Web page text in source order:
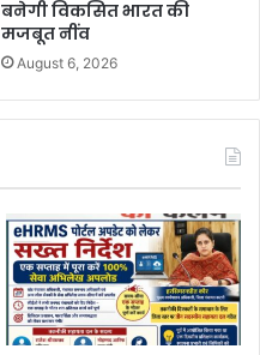
बनेगी विकसित भारत की
मजबूत नींव
August 6, 2026